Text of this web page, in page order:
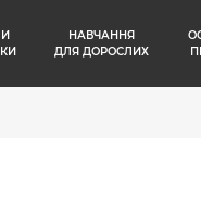
НАВЧАННЯ
ДЛЯ ДОРОСЛИХ